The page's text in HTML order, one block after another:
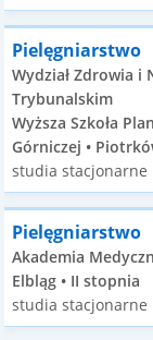
Pielęgniarstwo
Wydział Zdrowia i
Trybunalskim
Wyższa Szkoła
Górniczej •
studia stacjonarne
Pielęgniarstwo
Akademia
Elbląg • II stopnia
studia stacjonarne